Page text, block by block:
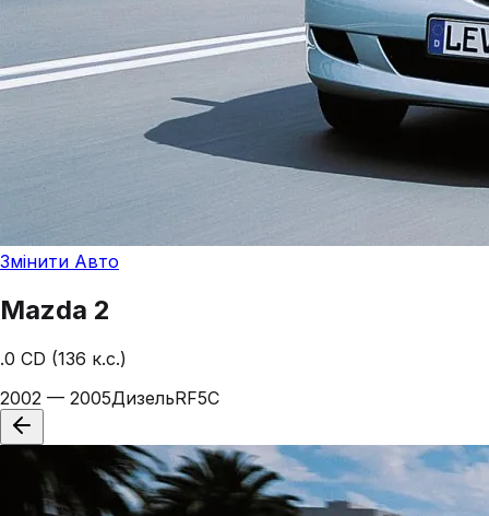
Змінити Авто
Mazda 2
.0 CD (136 к.с.)
2002 — 2005ДизельRF5C